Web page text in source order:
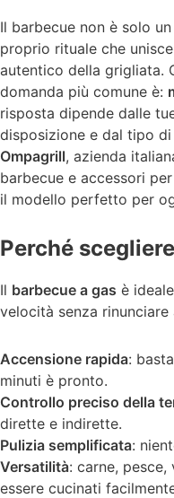
Il barbecue non è solo
proprio rituale che
autentico della grigliata.
domanda più comune è:
risposta dipende dalle
disposizione e dal tipo
Ompagrill, azienda
barbecue e accessori
il modello perfetto per
Perché
Il barbecue a gas è
velocità senza rinunciare
Accensione rapida:
minuti è pronto.
Controllo preciso della
dirette e indirette.
Pulizia semplificata:
Versatilità: carne,
essere cucinati